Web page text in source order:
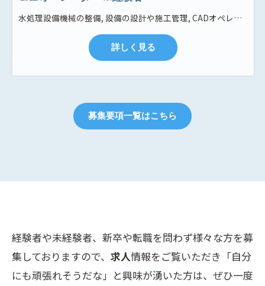
水処理設備機械の整備, 設備の設計や施工管理, CADオペレーター
詳しく見る
募集要項一覧はこちら
経験者や未経験者、新卒や転職を問わず様々な方を募
集しておりますので、 求人情報をご覧いただき「自分
にも頑張れそうだな」と興味が湧いた方は、ぜひ一度